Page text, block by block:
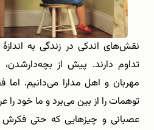
نقش‌های اندکی در زندگی به
تداوم دارند. پیش از
مهربان و اهل مدارا می‌دانیم.
توهمات را از بین می‌برد و ما خود
عصبانی و چیزهایی که حتی فکرش